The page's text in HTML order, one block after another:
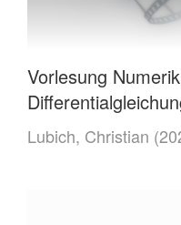
Vorlesung
Lubich, Christian